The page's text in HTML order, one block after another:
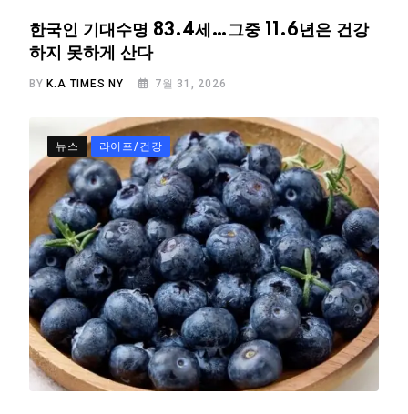
한국인 기대수명 83.4세…그중 11.6년은 건강
하지 못하게 산다
BY K.A TIMES NY 7월 31, 2026
뉴스 라이프/건강